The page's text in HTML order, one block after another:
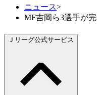
ニュース>
MF吉岡ら3選手が
Ｊリーグ公式サービス